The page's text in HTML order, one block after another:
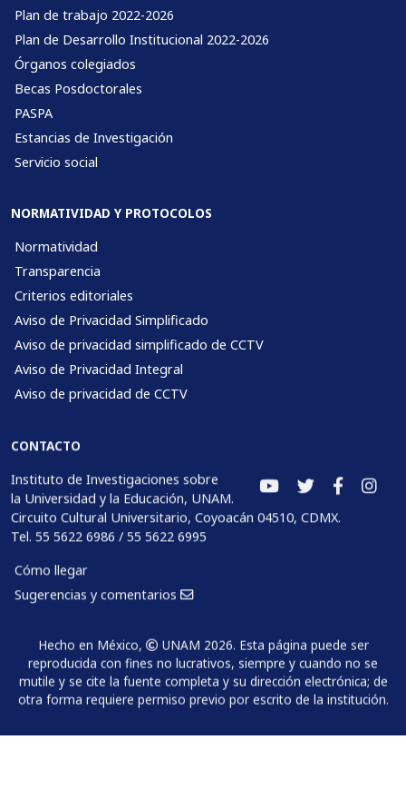
Plan de trabajo 2022-2026
Plan de Desarrollo Institucional 2022-2026
Órganos colegiados
Becas Posdoctorales
PASPA
Estancias de Investigación
Servicio social
NORMATIVIDAD Y PROTOCOLOS
Normatividad
Transparencia
Criterios editoriales
Aviso de Privacidad Simplificado
Aviso de privacidad simplificado de CCTV
Aviso de Privacidad Integral
Aviso de privacidad de CCTV
CONTACTO
Instituto de Investigaciones sobre
la Universidad y la Educación, UNAM.
Circuito Cultural Universitario, Coyoacán 04510, CDMX.
Tel. 55 5622 6986 / 55 5622 6995
Cómo llegar
Sugerencias y comentarios
Hecho en México,
UNAM 2026. Esta página puede ser
reproducida con fines no lucrativos, siempre y cuando no se
mutile y se cite la fuente completa y su dirección electrónica; de
otra forma requiere permiso previo por escrito de la institución.